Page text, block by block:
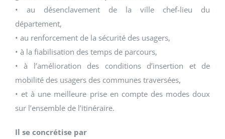
• au désenclavement de la ville chef-lieu du
département,
• au renforcement de la sécurité des usagers,
• à la fiabilisation des temps de parcours,
• à l’amélioration des conditions d’insertion et de
mobilité des usagers des communes traversées,
• et à une meilleure prise en compte des modes doux
sur l’ensemble de l’itinéraire.
Il se concrétise par